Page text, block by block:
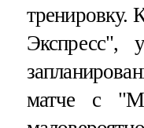
тренировку.
Экспресс",
матче с